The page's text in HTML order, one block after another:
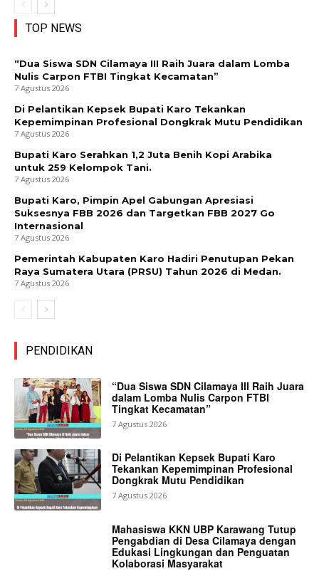
TOP NEWS
“Dua Siswa SDN Cilamaya III Raih Juara dalam Lomba
Nulis Carpon FTBI Tingkat Kecamatan”
7 Agustus 2026
Di Pelantikan Kepsek Bupati Karo Tekankan
Kepemimpinan Profesional Dongkrak Mutu Pendidikan
7 Agustus 2026
Bupati Karo Serahkan 1,2 Juta Benih Kopi Arabika
untuk 259 Kelompok Tani.
7 Agustus 2026
Bupati Karo, Pimpin Apel Gabungan Apresiasi
Suksesnya FBB 2026 dan Targetkan FBB 2027 Go
Internasional
7 Agustus 2026
Pemerintah Kabupaten Karo Hadiri Penutupan Pekan
Raya Sumatera Utara (PRSU) Tahun 2026 di Medan.
7 Agustus 2026
PENDIDIKAN
“Dua Siswa SDN Cilamaya III Raih Juara
dalam Lomba Nulis Carpon FTBI
Tingkat Kecamatan”
7 Agustus 2026
Di Pelantikan Kepsek Bupati Karo
Tekankan Kepemimpinan Profesional
Dongkrak Mutu Pendidikan
7 Agustus 2026
Mahasiswa KKN UBP Karawang Tutup
Pengabdian di Desa Cilamaya dengan
Edukasi Lingkungan dan Penguatan
Kolaborasi Masyarakat